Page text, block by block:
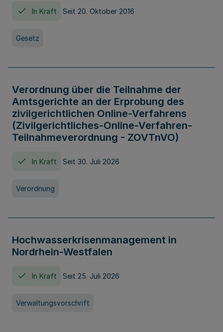
In Kraft Seit 20. Oktober 2016
Gesetz
Verordnung über die Teilnahme der
Amtsgerichte an der Erprobung des
zivilgerichtlichen Online-Verfahrens
(Zivilgerichtliches-Online-Verfahren-
Teilnahmeverordnung - ZOVTnVO)
In Kraft Seit 30. Juli 2026
Verordnung
Hochwasserkrisenmanagement in
Nordrhein-Westfalen
In Kraft Seit 25. Juli 2026
Verwaltungsvorschrift